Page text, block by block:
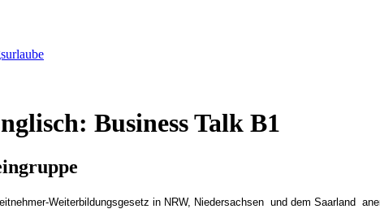
Business Talk B1
Weiterbildungsgesetz in NRW, Niedersachsen und dem Saarland